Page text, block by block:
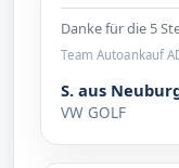
Danke für die 5
Team Autoankauf
S. aus
VW GOLF